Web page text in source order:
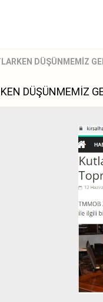
DÜŞÜNMEMİZ
DÜŞÜNMEMİZ